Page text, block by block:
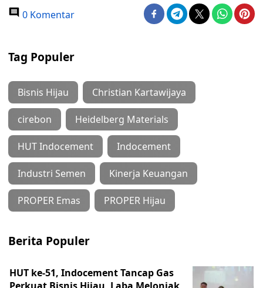
0 Komentar
Tag Populer
Bisnis Hijau Christian Kartawijaya
cirebon Heidelberg Materials
HUT Indocement Indocement
Industri Semen Kinerja Keuangan
PROPER Emas PROPER Hijau
Berita Populer
HUT ke-51, Indocement Tancap Gas